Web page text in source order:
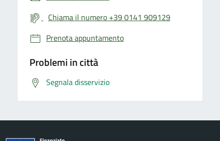
Chiama il numero +39 0141 909129
Prenota appuntamento
Problemi in città
Segnala disservizio